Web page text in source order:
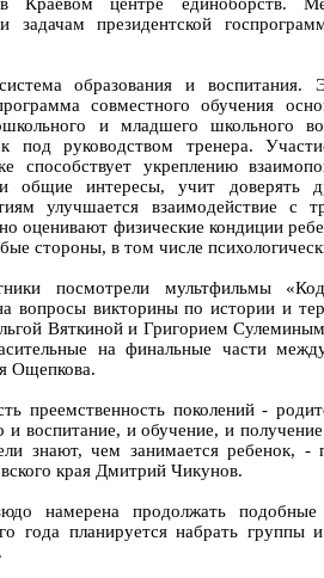
задачам президентской
образования и воспитания.
совместного обучения
и младшего школьного
под руководством тренера.
способствует укреплению
общие интересы, учит доверять
улучшается взаимодействие с
оценивают физические кондиции
стороны, в том числе
посмотрели мультфильмы
вопросы викторины по истории и
Вяткиной и Григорием
на финальные части
Ощепкова.
преемственность поколений -
и воспитание, и обучение, и
знают, чем занимается ребенок, -
края Дмитрий Чикунов.
намерена продолжать подобные
года планируется набрать группы и